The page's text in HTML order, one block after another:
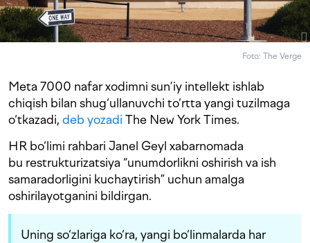
Foto: The Verge
Meta 7000 nafar xodimni sun’iy intellekt ishlab
chiqish bilan shug‘ullanuvchi to‘rtta yangi tuzilmaga
o‘tkazadi, deb yozadi The New York Times.
HR bo‘limi rаhbari Janel Geyl xabarnomada
bu restrukturizatsiya “unumdorlikni oshirish va ish
samaradorligini kuchaytirish” uchun amalga
oshirilayotganini bildirgan.
Uning so‘zlariga ko‘ra, yangi bo‘linmalarda har